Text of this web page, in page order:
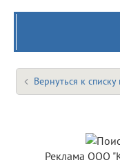
Вернуться к списку
Реклама ООО